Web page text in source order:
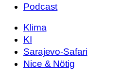
Podcast
Klima
KI
Sarajevo-Safari
Nice & Nötig